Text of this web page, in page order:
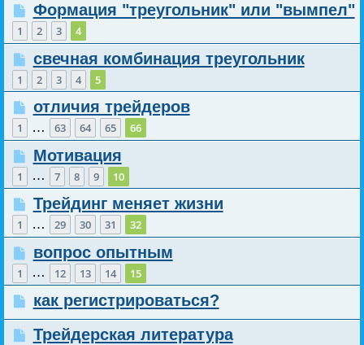
Формация "треугольник" или "вымпел"
1 2 3 4
свечная комбинация треугольник
1 2 3 4 5
отличия трейдеров
1 … 63 64 65 66
Мотивация
1 … 7 8 9 10
Трейдинг меняет жизни
1 … 29 30 31 32
вопрос опытным
1 … 12 13 14 15
как регистрироваться?
Трейдерская литература